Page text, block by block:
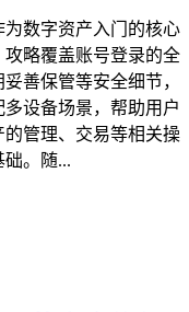
为数字资产入门的核心
略覆盖账号登录的全
善保管等安全细节，
设备场景，帮助用户
管理、交易等相关操
。随...